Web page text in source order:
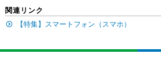
￥49,979
￥1,800
関連リンク
【特集】スマートフォン（スマホ）